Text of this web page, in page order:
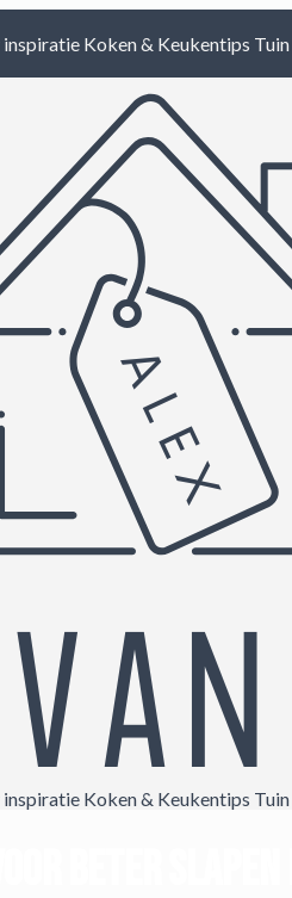
Koken & Keukentips
Koken & Keukentips